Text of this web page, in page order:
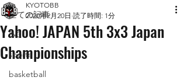
全ての記事
3x3
sports
basketball
Yahoo! JAPAN 5th 3x3 Japan
Championships
KYOTOBB
2020年2月20日 読了時間: 1分